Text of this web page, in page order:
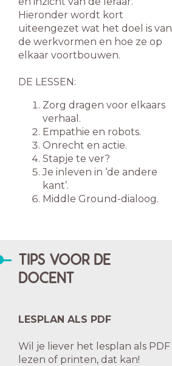
Hieronder wordt kort
uiteengezet wat het doel is van
de werkvormen en hoe ze op
elkaar voortbouwen.
DE LESSEN:
Zorg dragen voor elkaars
verhaal.
Empathie en robots.
Onrecht en actie.
Stapje te ver?
Je inleven in ‘de andere
kant’.
Middle Ground-dialoog.
TIPS VOOR DE
DOCENT
LESPLAN ALS PDF
Wil je liever het lesplan als PDF
lezen of printen, dat kan!